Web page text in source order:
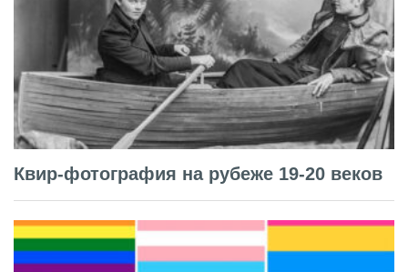
Квир-фотография на рубеже 19-20 веков